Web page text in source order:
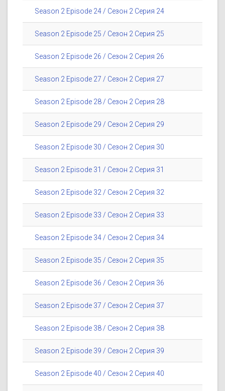
Season 2 Episode 24 / Сезон 2 Серия 24
Season 2 Episode 25 / Сезон 2 Серия 25
Season 2 Episode 26 / Сезон 2 Серия 26
Season 2 Episode 27 / Сезон 2 Серия 27
Season 2 Episode 28 / Сезон 2 Серия 28
Season 2 Episode 29 / Сезон 2 Серия 29
Season 2 Episode 30 / Сезон 2 Серия 30
Season 2 Episode 31 / Сезон 2 Серия 31
Season 2 Episode 32 / Сезон 2 Серия 32
Season 2 Episode 33 / Сезон 2 Серия 33
Season 2 Episode 34 / Сезон 2 Серия 34
Season 2 Episode 35 / Сезон 2 Серия 35
Season 2 Episode 36 / Сезон 2 Серия 36
Season 2 Episode 37 / Сезон 2 Серия 37
Season 2 Episode 38 / Сезон 2 Серия 38
Season 2 Episode 39 / Сезон 2 Серия 39
Season 2 Episode 40 / Сезон 2 Серия 40